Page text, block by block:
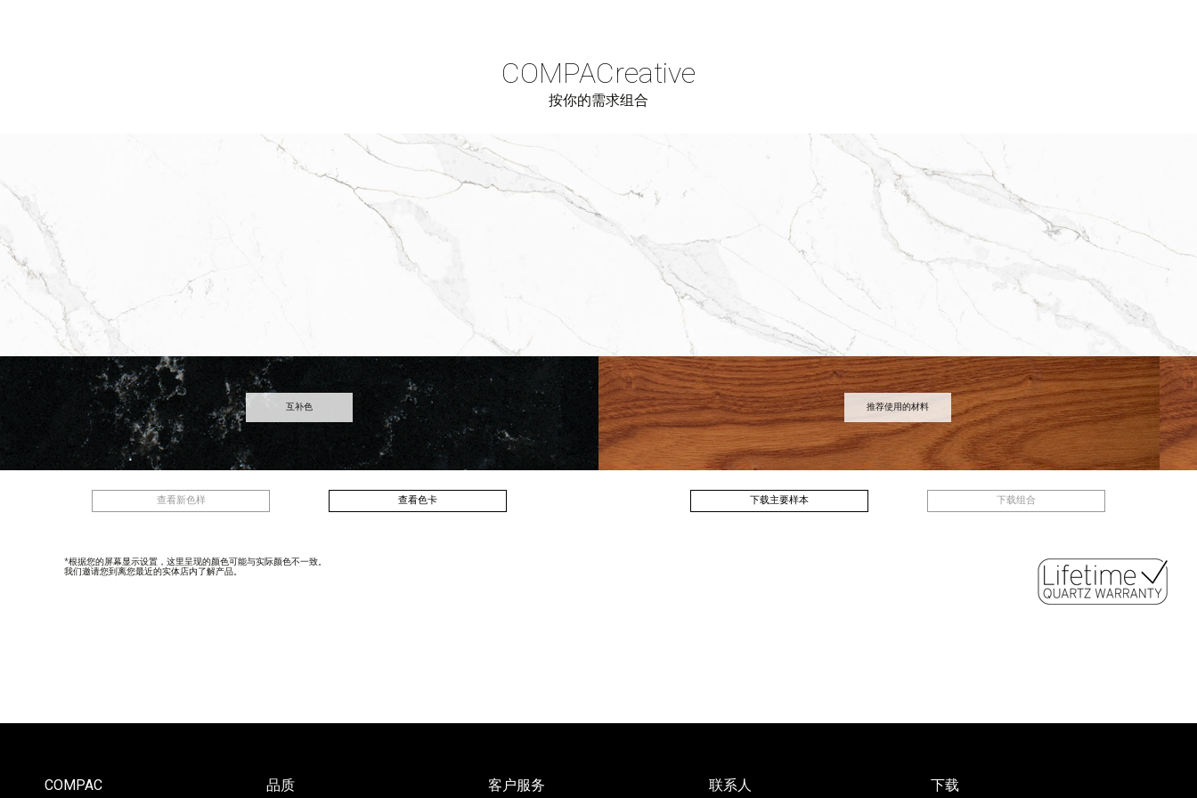
COMPACreative
按你的需求组合
Cerrar
AMA WHITE
BLANCO
CONCRETE
DARK
ZEMENT
WHITE
CLASSIC
CARRARA
AMA BROWN AMA
Next
互补色
钢 枫树 榛子树
Next
推荐使用的材料
查看新色样 查看色卡 下载主要样本 下载组合
*根据您的屏幕显示设置，这里呈现的颜色可能与实际颜色不一致。
我们邀请您到离您最近的实体店内了解产品。
COMPAC 品质 客户服务 联系人 下载